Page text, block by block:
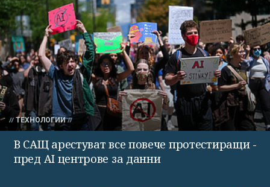
ТЕХНОЛОГИИ
В САЩ арестуват все повече протестиращи -
пред AI центрове за данни